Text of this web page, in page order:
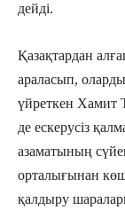
дейді.
Қазақтардан
араласып,
үйреткен Хамит
де ескерусіз
азаматының
орталығынан
қалдыру